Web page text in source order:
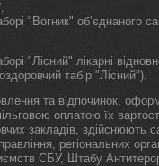
"Вогник" об’єднаного
"Лісний" лікарні
табір "Лісний").
та відпочинок,
оплатою їх
закладів, здійснюють
регіональних
СБУ, Штабу